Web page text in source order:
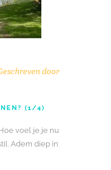
door
(1/4)
voel je je nu
Adem diep in